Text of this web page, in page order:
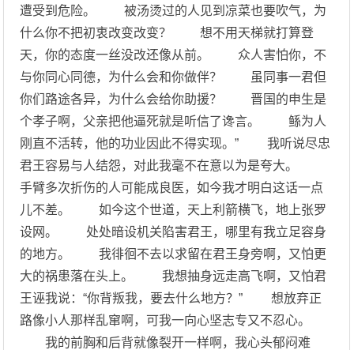
遭受到危险。 被汤烫过的人见到凉菜也要吹气，为
什么你不把初衷改变改变？ 想不用天梯就打算登
天，你的态度一丝没改还像从前。 众人害怕你，不
与你同心同德，为什么会和你做伴？ 虽同事一君但
你们路途各异，为什么会给你助援？ 晋国的申生是
个孝子啊，父亲把他逼死就是听信了谗言。 鲧为人
刚直不活转，他的功业因此不得实现。” 我听说尽忠
君王容易与人结怨，对此我毫不在意以为是夸大。
手臂多次折伤的人可能成良医，如今我才明白这话一点
儿不差。 如今这个世道，天上利箭横飞，地上张罗
设网。 处处暗设机关陷害君王，哪里有我立足容身
的地方。 我徘徊不去以求留在君王身旁啊，又怕更
大的祸患落在头上。 我想抽身远走高飞啊，又怕君
王诬我说：“你背叛我，要去什么地方？” 想放弃正
路像小人那样乱窜啊，可我一向心坚志专又不忍心。
我的前胸和后背就像裂开一样啊，我心头郁闷难